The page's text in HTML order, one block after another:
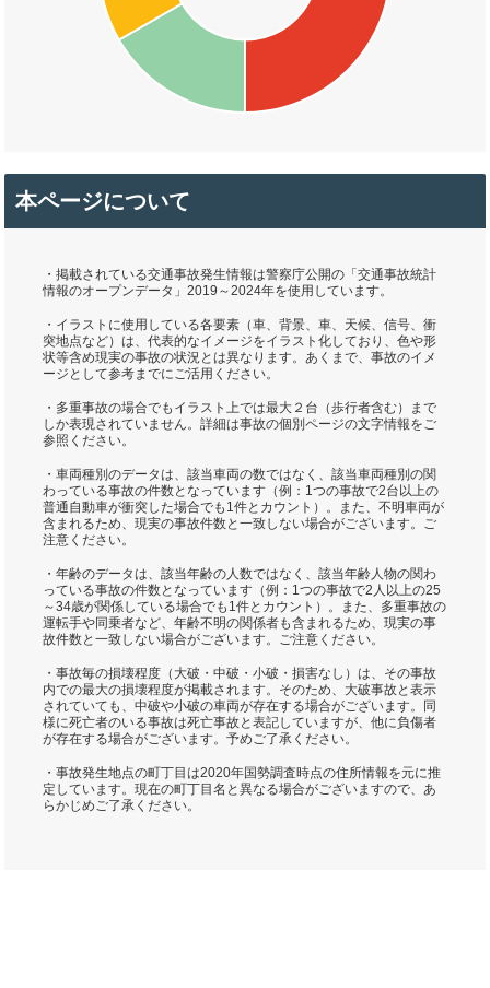
本ページについて
・掲載されている交通事故発生情報は警察庁公開の「交通事故統計
情報のオープンデータ」2019～2024年を使用しています。
・イラストに使用している各要素（車、背景、車、天候、信号、衝
突地点など）は、代表的なイメージをイラスト化しており、色や形
状等含め現実の事故の状況とは異なります。あくまで、事故のイメ
ージとして参考までにご活用ください。
・多重事故の場合でもイラスト上では最大２台（歩行者含む）まで
しか表現されていません。詳細は事故の個別ページの文字情報をご
参照ください。
・車両種別のデータは、該当車両の数ではなく、該当車両種別の関
わっている事故の件数となっています（例：1つの事故で2台以上の
普通自動車が衝突した場合でも1件とカウント）。また、不明車両が
含まれるため、現実の事故件数と一致しない場合がございます。ご
注意ください。
・年齢のデータは、該当年齢の人数ではなく、該当年齢人物の関わ
っている事故の件数となっています（例：1つの事故で2人以上の25
～34歳が関係している場合でも1件とカウント）。また、多重事故の
運転手や同乗者など、年齢不明の関係者も含まれるため、現実の事
故件数と一致しない場合がございます。ご注意ください。
・事故毎の損壊程度（大破・中破・小破・損害なし）は、その事故
内での最大の損壊程度が掲載されます。そのため、大破事故と表示
されていても、中破や小破の車両が存在する場合がございます。同
様に死亡者のいる事故は死亡事故と表記していますが、他に負傷者
が存在する場合がございます。予めご了承ください。
・事故発生地点の町丁目は2020年国勢調査時点の住所情報を元に推
定しています。現在の町丁目名と異なる場合がございますので、あ
らかじめご了承ください。